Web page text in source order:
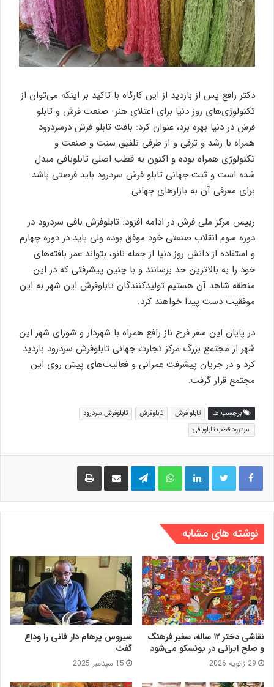
دکتر رافع پس از بازدید از این کارگاه با تاکید بر اینکه می‌توان از
تکنولوژی‌های روز دنیا برای اعتلای هنر- صنعت فرش و تابلو
فرش در دنیا بهره‌ برد، عنوان کرد: بافت تابلو فرش درسردرود
همراه با رشد و ترقی و از طرفی تلفیق سنت و صنعت و
تکنولوژی همراه بوده و اکنون به قطب اصلی تابلوبافی مبدل
شده است و ثبت جهانی تابلو فرش سردرود باید فرصتی باشد
برای معرفی آن به بازارهای جهانی.
رییس مرکز ملی فرش در ادامه افزود: تابلوفرش بافی سردرود در
دوره سوم انقلاب صنعتی خود موفق بوده ولی باید در دوره چهارم
و استفاده از دانش روز دنیا از جمله نانو، بتواند عمر بافته‌های
خود را به بالاترین حد برسانند و با چنین پیشرفتی که در این
منطقه شاهد آن هستیم تولیدکنندگان تابلوفرش این شهر به این
موفقیت دست پیدا خواهند کرد.
در پایان این سفر فرح ناز رافع همراه با شهردار و شورای شهر این
شهر از مجتمع بزرگ مرکز تجارت جهانی تابلوفرش سردرود بازدید
کرد و در جریان پیشرفت عمرانی و فعالیت‌های پیش روی این
مجتمع قرار گرفت.
برچسب ها تابلو فرش تابلوفرش
تابلوفرش سردرود
سردرود قطب تابلوبافی
لینکدین واتس آپ تلگرام اشتراک گذاری از طریق ایمیل
نوشته های مشابه
نقاشی دختر ۱۲ ساله، سفیر فرهنگ
و صلح ایرانی در یونسکو می‌شود
29 ژانویه 2026
سیروس پرهام دار فانی را وداع
گفت
15 سپتامبر 2025